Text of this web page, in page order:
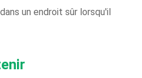
un endroit sûr lorsqu'il